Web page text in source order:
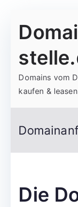
Inhalt
Domains vom
kaufen & leasen
Die